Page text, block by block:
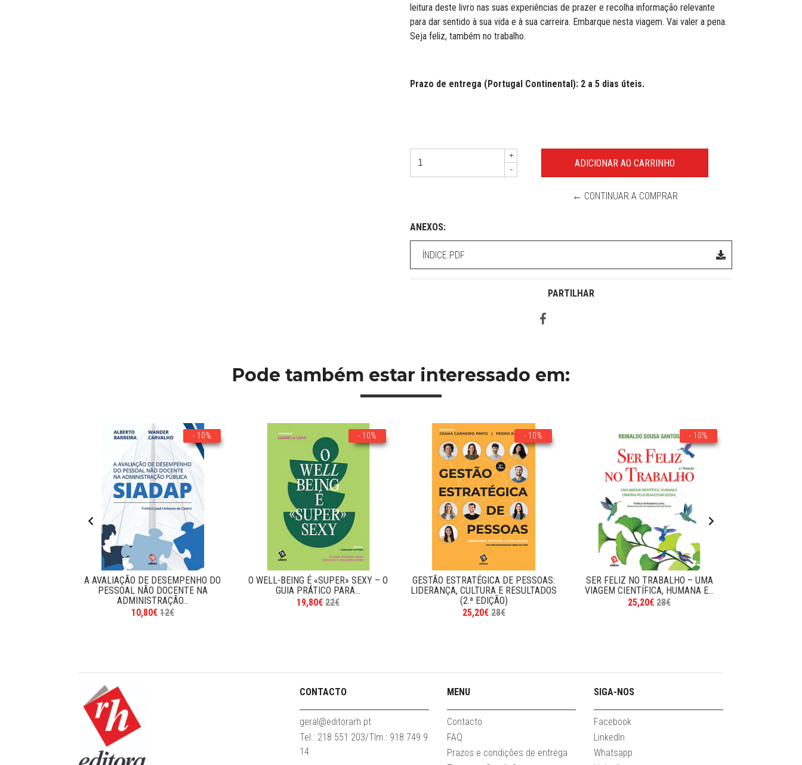
leitura deste livro nas suas experiências de prazer e recolha informação relevante
para dar sentido à sua vida e à sua carreira. Embarque nesta viagem. Vai valer a pena.
Seja feliz, também no trabalho.
Prazo de entrega (Portugal Continental): 2 a 5 dias úteis.
+
-
← CONTINUAR A COMPRAR
ANEXOS:
ÍNDICE.PDF
PARTILHAR
Pode também estar interessado em:
- 10%
A AVALIAÇÃO DE DESEMPENHO DO
PESSOAL NÃO DOCENTE NA
ADMINISTRAÇÃO...
10,80€ 12€
- 10%
O WELL-BEING É «SUPER» SEXY – O
GUIA PRÁTICO PARA...
19,80€ 22€
- 10%
GESTÃO ESTRATÉGICA DE PESSOAS:
LIDERANÇA, CULTURA E RESULTADOS
(2.ª EDIÇÃO)
25,20€ 28€
- 10%
SER FELIZ NO TRABALHO – UMA
VIAGEM CIENTÍFICA, HUMANA E...
25,20€ 28€
CONTACTO
geral@editorarh.pt
Tel.: 218 551 203/Tlm.: 918 749 9
14
MENU
Contacto
FAQ
Prazos e condições de entrega
SIGA-NOS
Facebook
LinkedIn
Whatsapp